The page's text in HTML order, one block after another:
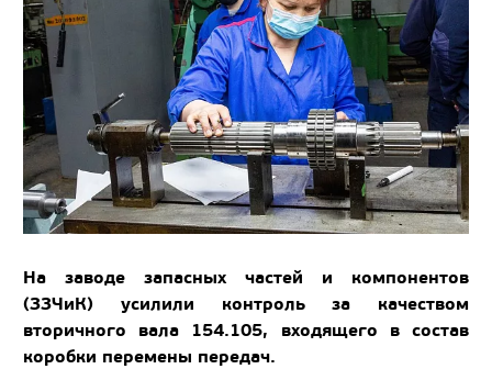
На заводе запасных частей и компонентов
(ЗЗЧиК) усилили контроль за качеством
вторичного вала 154.105, входящего в состав
коробки перемены передач.